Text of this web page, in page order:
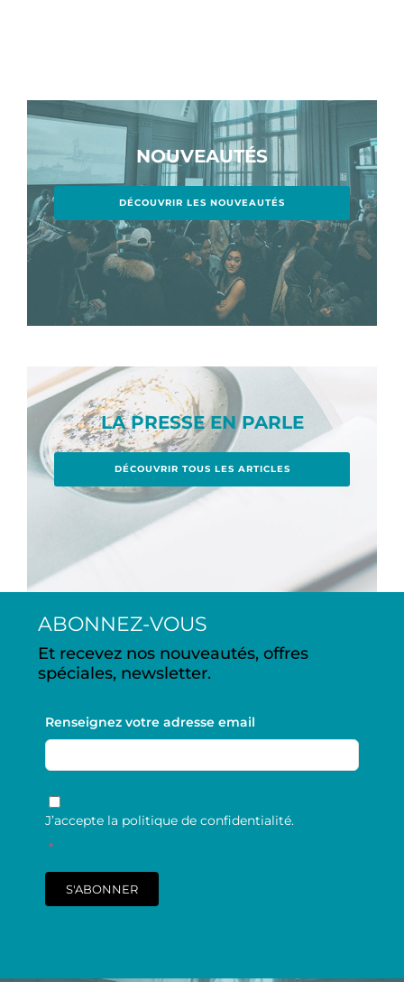
NOUVEAUTÉS
DÉCOUVRIR LES NOUVEAUTÉS
LA PRESSE EN PARLE
DÉCOUVRIR TOUS LES ARTICLES
ABONNEZ-VOUS
Et recevez nos nouveautés, offres
spéciales, newsletter.
Renseignez votre adresse email
RGPD
J’accepte la politique de confidentialité.
*
S'ABONNER